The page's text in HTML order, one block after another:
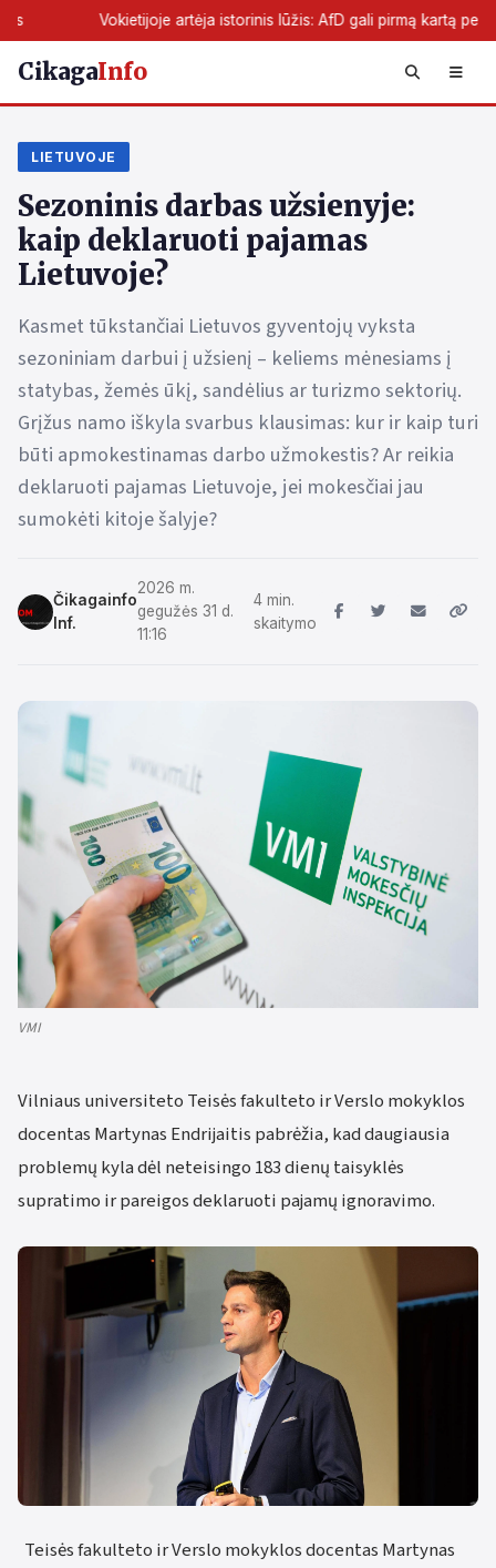
artėja istorinis lūžis: AfD gali pirmą kartą perimti žemės valdžią
CikagaInfo
LIETUVOJE
Sezoninis darbas užsienyje:
kaip deklaruoti pajamas
Lietuvoje?
Kasmet tūkstančiai Lietuvos gyventojų vyksta
sezoniniam darbui į užsienį – keliems mėnesiams į
statybas, žemės ūkį, sandėlius ar turizmo sektorių.
Grįžus namo iškyla svarbus klausimas: kur ir kaip turi
būti apmokestinamas darbo užmokestis? Ar reikia
deklaruoti pajamas Lietuvoje, jei mokesčiai jau
sumokėti kitoje šalyje?
Čikagainfo
Inf.
2026 m.
gegužės 31 d.
11:16
4 min.
skaitymo
VMI
Vilniaus universiteto Teisės fakulteto ir Verslo mokyklos
docentas Martynas Endrijaitis pabrėžia, kad daugiausia
problemų kyla dėl neteisingo 183 dienų taisyklės
supratimo ir pareigos deklaruoti pajamų ignoravimo.
Teisės fakulteto ir Verslo mokyklos docentas Martynas